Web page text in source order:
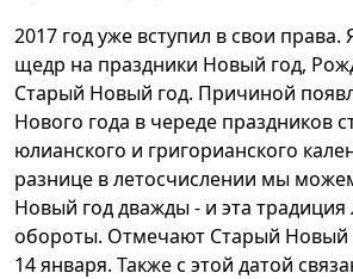
2017 год уже вступил в свои
щедр на праздники Новый год,
Старый Новый год. Причиной
Нового года в череде праздников
юлианского и григорианского
разнице в летосчислении мы
Новый год дважды - и эта
обороты. Отмечают Старый Новый
14 января. Также с этой датой